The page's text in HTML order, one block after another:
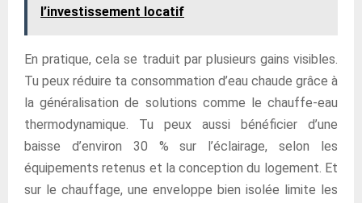
l’investissement locatif
En pratique, cela se traduit par plusieurs gains visibles.
Tu peux réduire ta consommation d’eau chaude grâce à
la généralisation de solutions comme le chauffe-eau
thermodynamique. Tu peux aussi bénéficier d’une
baisse d’environ 30 % sur l’éclairage, selon les
équipements retenus et la conception du logement. Et
sur le chauffage, une enveloppe bien isolée limite les